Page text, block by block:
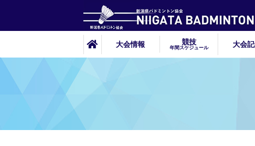
大会情報 競技
年間スケジュール 大会